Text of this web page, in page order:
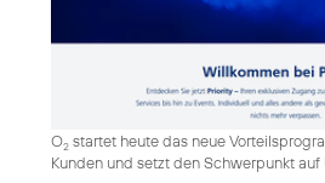
O2 startet heute das neue
Kunden und setzt den Schwerpunkt